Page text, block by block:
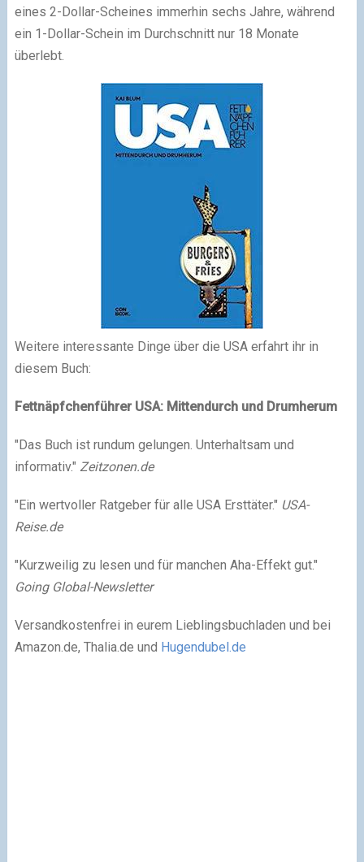
eines 2-Dollar-Scheines immerhin sechs Jahre, während
ein 1-Dollar-Schein im Durchschnitt nur 18 Monate
überlebt.
Weitere interessante Dinge über die USA erfahrt ihr in
diesem Buch:
Fettnäpfchenführer USA: Mittendurch und Drumherum
"Das Buch ist rundum gelungen. Unterhaltsam und
informativ." Zeitzonen.de
"Ein wertvoller Ratgeber für alle USA Ersttäter." USA-
Reise.de
"Kurzweilig zu lesen und für manchen Aha-Effekt gut."
Going Global-Newsletter
Versandkostenfrei in eurem Lieblingsbuchladen und bei
Amazon.de, Thalia.de und Hugendubel.de